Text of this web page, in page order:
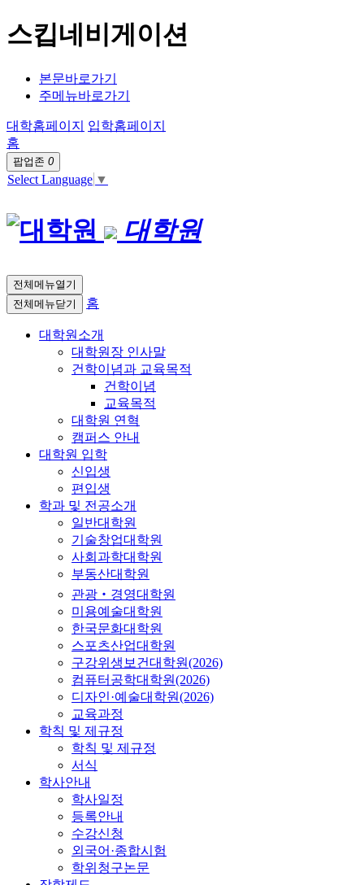
스킵네비게이션
본문바로가기
주메뉴바로가기
대학홈페이지
입학홈페이지
홈
팝업존 0
Select Language ▼
대학원
전체메뉴열기
전체메뉴닫기
홈
대학원소개
대학원장 인사말
건학이념과 교육목적
건학이념
교육목적
대학원 연혁
캠퍼스 안내
대학원 입학
신입생
편입생
학과 및 전공소개
일반대학원
기술창업대학원
사회과학대학원
부동산대학원
관광‧경영대학원
미용예술대학원
한국문화대학원
스포츠산업대학원
구강위생보건대학원(2026)
컴퓨터공학대학원(2026)
디자인·예술대학원(2026)
교육과정
학칙 및 제규정
학칙 및 제규정
서식
학사안내
학사일정
등록안내
수강신청
외국어·종합시험
학위청구논문